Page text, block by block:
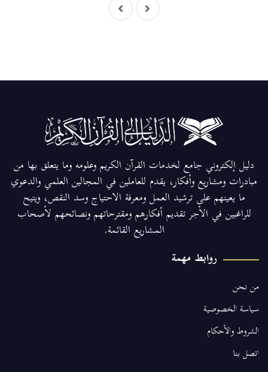
دليل إلكتروني جامع لخدمات القرآن الكريم وعلومه وما يتعلق بها من
مبادرات ومشاريع وأفكار، يقدم للعاملين في المجالين العلمي والدعوي
ما يعينهم على ترشيد العمل ومعرفة الاحتياج وسد النقص، ويتيح
للراغبين في الأجر تقديم أفكارهم ومقترحاتهم ونصائحهم لأصحاب
المشاريع القائمة.
روابط مهمة
من نحن
سياسة الخصوصية
الشروط والأحكام
اتصل بنا